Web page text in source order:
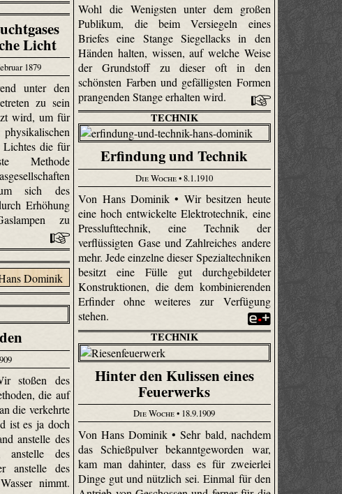
Wohl die Wenigsten unter dem großen
Publikum, die beim Versiegeln eines
Briefes eine Stange Siegellacks in den
Händen halten, wissen, auf welche Weise
der Grundstoff zu dieser oft in den
schönsten Farben und gefälligsten Formen
prangenden Stange erhalten wird.
Licht
1879
unter den
zu sein
wird, um für
Lichtes die für
Methode
sich des
Erhöhung
zu
TECHNIK
Erfindung und Technik
Die Woche• 8.1.1910
Von Hans Dominik • Wir besitzen heute
eine hoch entwickelte Elektrotechnik, eine
Presslufttechnik, eine Technik der
verflüssigten Gase und Zahlreiches andere
mehr. Jede einzelne dieser Spezialtechniken
besitzt eine Fülle gut durchgebildeter
Konstruktionen, die dem kombinierenden
Erfinder ohne weiteres zur Verfügung
stehen.
stoßen des
die auf
die verkehrte
ist es ja doch
anstelle des
anstelle des
anstelle des
nimmt.
TECHNIK
Hinter den Kulissen eines
Feuerwerks
Die Woche• 18.9.1909
Von Hans Dominik • Sehr bald, nachdem
das Schießpulver bekanntgeworden war,
kam man dahinter, dass es für zweierlei
Dinge gut und nützlich sei. Einmal für den